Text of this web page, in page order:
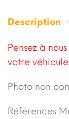
Description
Pensez à
votre
Photo non
Références